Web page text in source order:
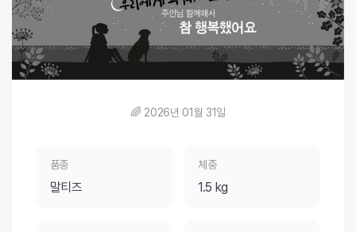
🌈 2026년 01월 31일
품종
말티즈
체중
1.5 kg